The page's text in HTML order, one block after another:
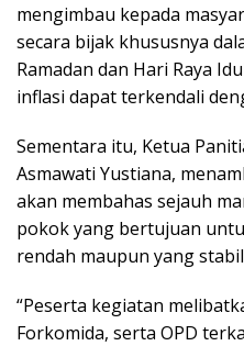
mengimbau kepada
secara bijak khususnya
Ramadan dan Hari Raya
inflasi dapat terkendali
Sementara itu, Ketua
Asmawati Yustiana,
akan membahas sejauh
pokok yang bertujuan
rendah maupun yang stabil
“Peserta kegiatan
Forkomida, serta OPD